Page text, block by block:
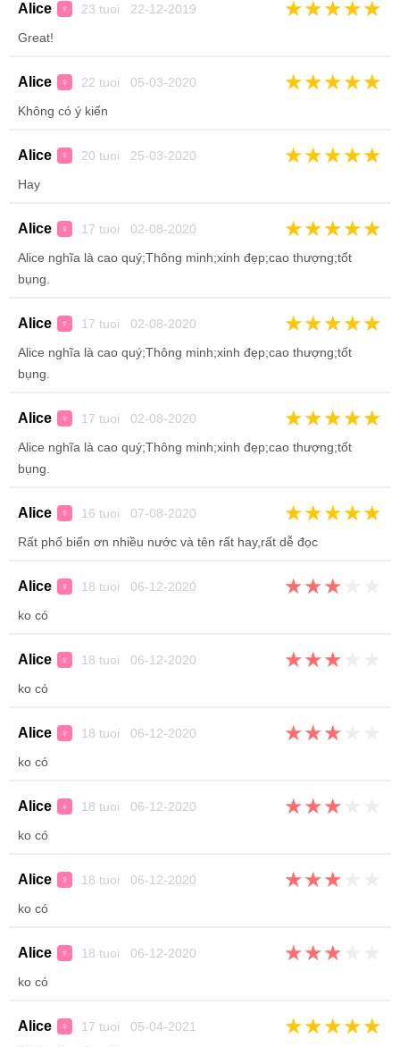
Alice ♀ 23 tuoi 22-12-2019 ★★★★★
Great!
Alice ♀ 22 tuoi 05-03-2020 ★★★★★
Không có ý kiến
Alice ♀ 20 tuoi 25-03-2020 ★★★★★
Hay
Alice ♀ 17 tuoi 02-08-2020 ★★★★★
Alice nghĩa là cao quý;Thông minh;xinh đẹp;cao thượng;tốt
bụng.
Alice ♀ 17 tuoi 02-08-2020 ★★★★★
Alice nghĩa là cao quý;Thông minh;xinh đẹp;cao thượng;tốt
bụng.
Alice ♀ 17 tuoi 02-08-2020 ★★★★★
Alice nghĩa là cao quý;Thông minh;xinh đẹp;cao thượng;tốt
bụng.
Alice ♀ 16 tuoi 07-08-2020 ★★★★★
Rất phổ biến ơn nhiều nước và tên rất hay,rất dễ đọc
Alice ♀ 18 tuoi 06-12-2020 ★★★
ko có
Alice ♀ 18 tuoi 06-12-2020 ★★★
ko có
Alice ♀ 18 tuoi 06-12-2020 ★★★
ko có
Alice ♀ 18 tuoi 06-12-2020 ★★★
ko có
Alice ♀ 18 tuoi 06-12-2020 ★★★
ko có
Alice ♀ 18 tuoi 06-12-2020 ★★★
ko có
Alice ♀ 17 tuoi 05-04-2021 ★★★★★